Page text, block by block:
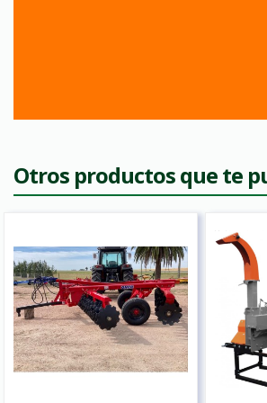
Otros productos que te